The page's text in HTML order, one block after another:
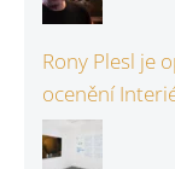
Rony Plesl je
ocenění